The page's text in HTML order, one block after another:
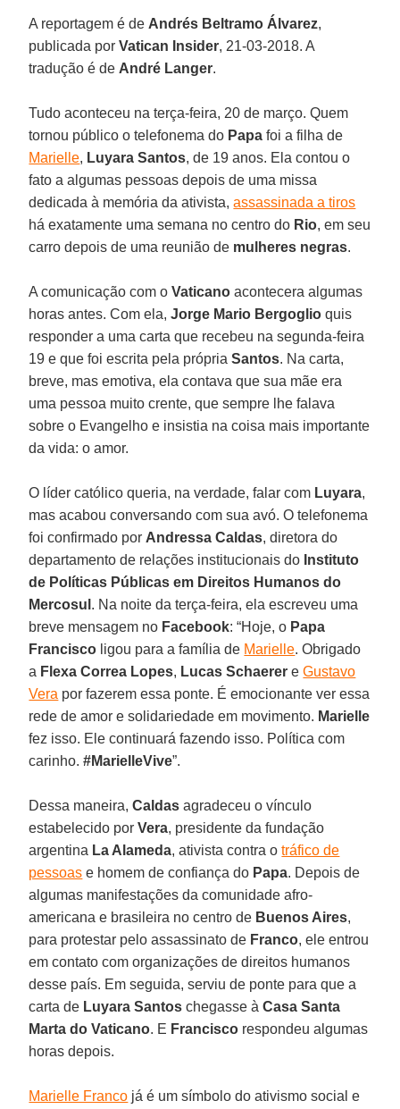
A reportagem é de Andrés Beltramo Álvarez,
publicada porVatican Insider, 21-03-2018. A
tradução é de André Langer.
Tudo aconteceu na terça-feira, 20 de março. Quem
tornou público o telefonema do Papa foi a filha de
Marielle, Luyara Santos, de 19 anos. Ela contou o
fato a algumas pessoas depois de uma missa
dedicada à memória da ativista,assassinada a tiros
há exatamente uma semana no centro do Rio, em seu
carro depois de uma reunião de mulheres negras.
A comunicação com oVaticano acontecera algumas
horas antes. Com ela,Jorge Mario Bergoglio quis
responder a uma carta que recebeu na segunda-feira
19 e que foi escrita pela própriaSantos. Na carta,
breve, mas emotiva, ela contava que sua mãe era
uma pessoa muito crente, que sempre lhe falava
sobre o Evangelho e insistia na coisa mais importante
da vida: o amor.
O líder católico queria, na verdade, falar com Luyara,
mas acabou conversando com sua avó. O telefonema
foi confirmado por Andressa Caldas, diretora do
departamento de relações institucionais do Instituto
de Políticas Públicas em Direitos Humanos do
Mercosul . Na noite da terça-feira, ela escreveu uma
breve mensagem no Facebook: “Hoje, o Papa
Francisco ligou para a família de Marielle. Obrigado
a Flexa Correa Lopes, Lucas Schaerer eGustavo
Vera por fazerem essa ponte. É emocionante ver essa
rede de amor e solidariedade em movimento. Marielle
fez isso. Ele continuará fazendo isso. Política com
carinho.#MarielleVive”.
Dessa maneira,Caldas agradeceu o vínculo
estabelecido porVera, presidente da fundação
argentina La Alameda, ativista contra otráfico de
pessoas e homem de confiança do Papa. Depois de
algumas manifestações da comunidade afro-
americana e brasileira no centro de Buenos Aires,
para protestar pelo assassinato de Franco, ele entrou
em contato com organizações de direitos humanos
desse país. Em seguida, serviu de ponte para que a
carta de Luyara Santos chegasse àCasa Santa
Marta do Vaticano. E Francisco respondeu algumas
horas depois.
Marielle Franco já é um símbolo do ativismo social e